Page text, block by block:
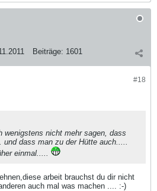
Beiträge: 1601
#18
wenigstens nicht mehr sagen, dass
und dass man zu der Hütte auch.....
einmal.....
arbeit brauchst du dir nicht
auch mal was machen .... :-)